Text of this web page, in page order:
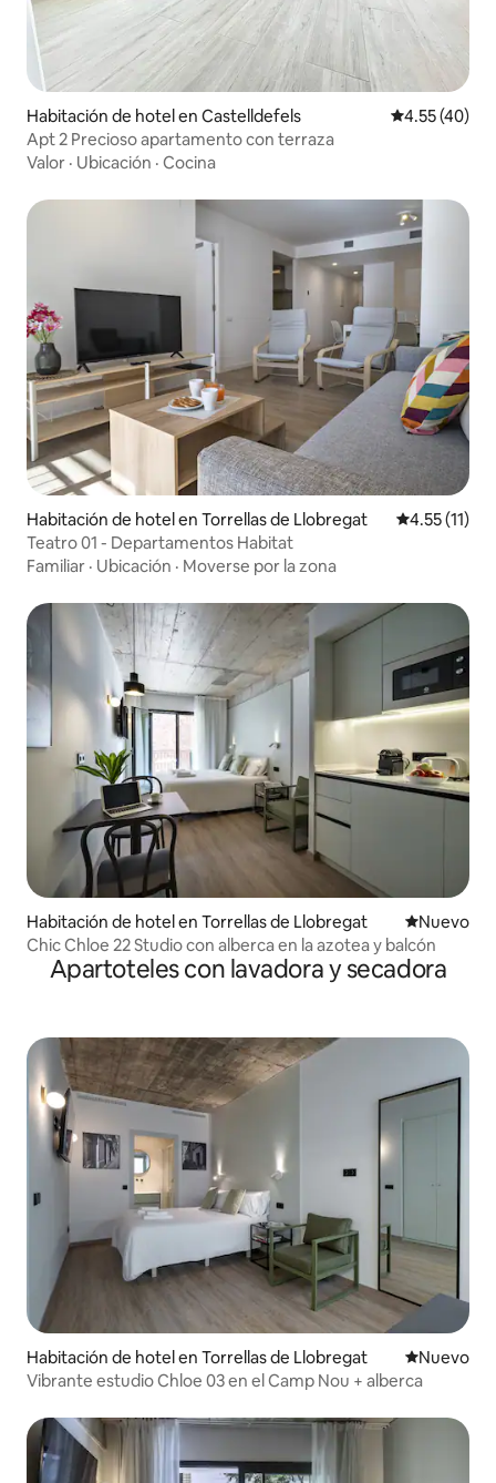
Habitación de hotel en Castelldefels Calificación
4.55 (40)
Apt 2 Precioso apartamento con terraza
Valor · Ubicación · Cocina
Habitación de hotel en Torrellas de Llobregat Calificación
4.55 (11)
Teatro 01 - Departamentos Habitat
Familiar · Ubicación · Moverse por la zona
Habitación de hotel en Torrellas de Llobregat Nuevo
Nuevo
Chic Chloe 22 Studio con alberca en la azotea y balcón
Apartoteles con lavadora y secadora
Habitación de hotel en Torrellas de Llobregat Nuevo
Nuevo
Vibrante estudio Chloe 03 en el Camp Nou + alberca